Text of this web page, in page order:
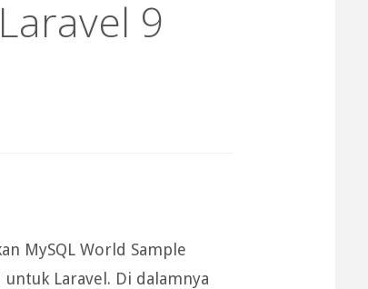
9
MySQL World Sample
Laravel. Di dalamnya